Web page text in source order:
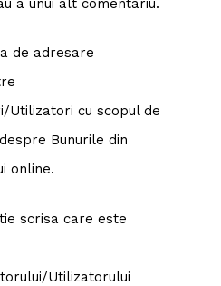
de adresare
Utilizatori cu scopul de
Bunurile din
online.
scrisa care este
Utilizatorului